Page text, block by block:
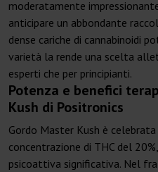
moderatamente
anticipare un abbondante
dense cariche di cannabinoidi
varietà la rende una scelta
esperti che per principianti.
Potenza e benefici
Kush di Positronics
Gordo Master Kush è
concentrazione di THC del
psicoattiva significativa. Nel